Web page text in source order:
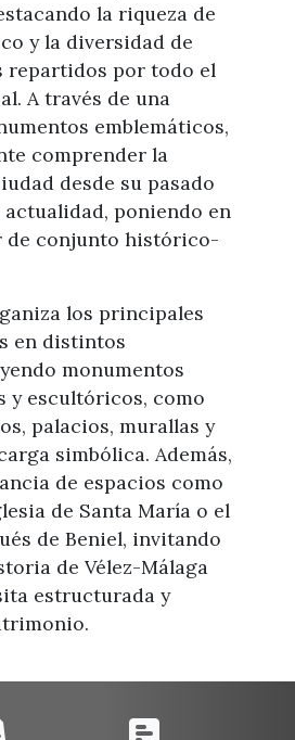
la riqueza de
y la diversidad de
repartidos por todo el
A través de una
emblemáticos,
comprender la
desde su pasado
actualidad, poniendo en
de conjunto histórico-
los principales
en distintos
monumentos
y escultóricos, como
palacios, murallas y
simbólica. Además,
de espacios como
de Santa María o el
de Beniel, invitando
de Vélez-Málaga
estructurada y